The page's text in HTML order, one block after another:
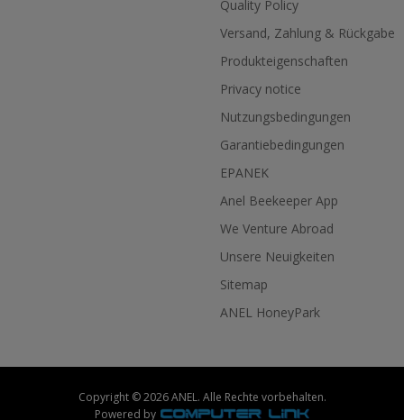
Quality Policy
Versand, Zahlung & Rückgabe
Produkteigenschaften
Privacy notice
Nutzungsbedingungen
Garantiebedingungen
EPANEK
Anel Beekeeper App
We Venture Abroad
Unsere Neuigkeiten
Sitemap
ANEL HoneyPark
Copyright © 2026 ANEL. Alle Rechte vorbehalten.
Powered by